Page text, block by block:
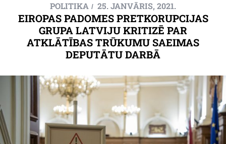
POLITIKA 25. JANVĀRIS, 2021.
EIROPAS PADOMES PRETKORUPCIJAS
GRUPA LATVIJU KRITIZĒ PAR
ATKLĀTĪBAS TRŪKUMU SAEIMAS
DEPUTĀTU DARBĀ